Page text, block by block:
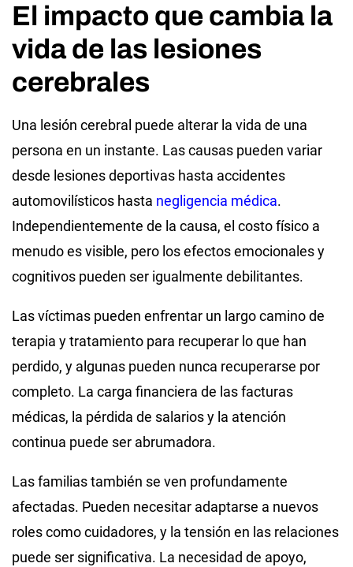
El impacto que cambia la
vida de las lesiones
cerebrales
Una lesión cerebral puede alterar la vida de una
persona en un instante. Las causas pueden variar
desde lesiones deportivas hasta accidentes
automovilísticos hasta negligencia médica.
Independientemente de la causa, el costo físico a
menudo es visible, pero los efectos emocionales y
cognitivos pueden ser igualmente debilitantes.
Las víctimas pueden enfrentar un largo camino de
terapia y tratamiento para recuperar lo que han
perdido, y algunas pueden nunca recuperarse por
completo. La carga financiera de las facturas
médicas, la pérdida de salarios y la atención
continua puede ser abrumadora.
Las familias también se ven profundamente
afectadas. Pueden necesitar adaptarse a nuevos
roles como cuidadores, y la tensión en las relaciones
puede ser significativa. La necesidad de apoyo,